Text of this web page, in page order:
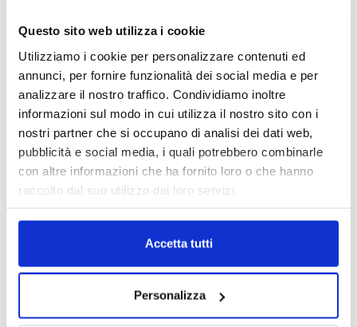
Questo sito web utilizza i cookie
Utilizziamo i cookie per personalizzare contenuti ed
annunci, per fornire funzionalità dei social media e per
analizzare il nostro traffico. Condividiamo inoltre
informazioni sul modo in cui utilizza il nostro sito con i
nostri partner che si occupano di analisi dei dati web,
pubblicità e social media, i quali potrebbero combinarle
con altre informazioni che ha fornito loro o che hanno
raccolto dal suo utilizzo dei loro servizi.
Accetta tutti
Personalizza
LA GESTIONE DELLA REPUTAZIONE.
RECENSIONI E CRISI DIGITALI
30 Giugno 2026
Il “Modulo CAI” diventa digitale
30 Giugno 2026
PREMI 2025. I TOP TEN
30 Giugno 2026
TUTTI GLI ARTICOLI DEL MESE